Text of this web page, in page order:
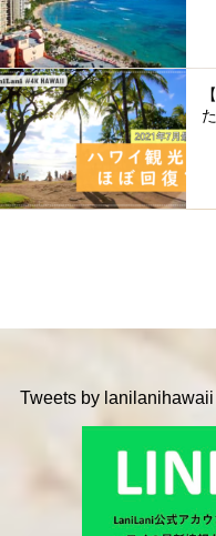
Tweets by lanilanihawaii